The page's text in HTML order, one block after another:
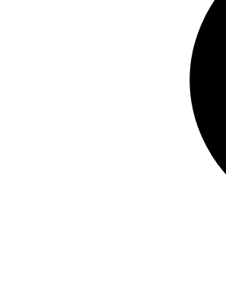
Контакты предприятий ГК